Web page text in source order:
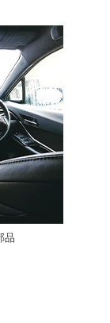
品